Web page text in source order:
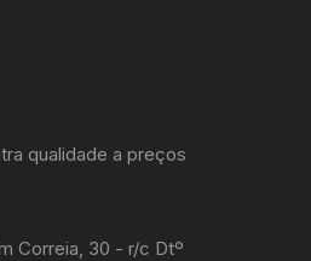
qualidade a preços
Correia, 30 - r/c Dtº